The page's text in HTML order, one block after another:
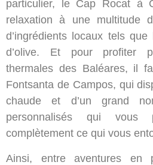
particulier, le Cap Rocat à
relaxation à une multitude
d’ingrédients locaux tels
d’olive. Et pour profiter
thermales des Baléares, il
Fontsanta de Campos, qui
chaude et d’un grand
personnalisés qui vous
complètement ce qui vous
Ainsi, entre aventures en